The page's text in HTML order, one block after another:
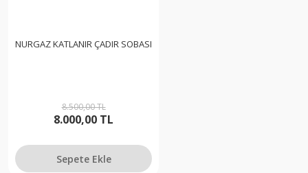
NURGAZ KATLANIR ÇADIR SOBASI
8.500,00 TL
8.000,00 TL
Sepete Ekle